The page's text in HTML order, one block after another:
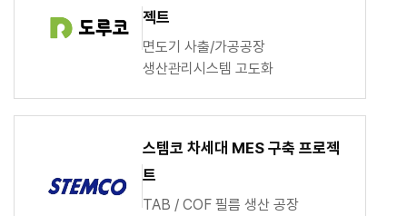
젝트
면도기 사출/가공공장
생산관리시스템 고도화
스템코 차세대 MES 구축 프로젝
트
TAB / COF 필름 생산 공장